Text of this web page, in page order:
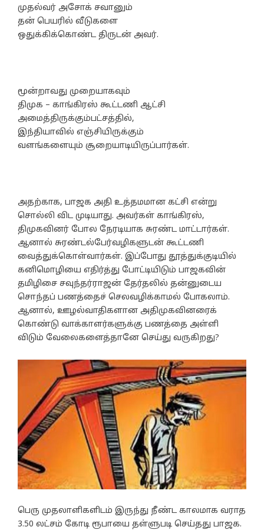
முதல்வர் அசோக் சவானும்
தன் பெயரில் வீடுகளை
ஒதுக்கிக்கொண்ட திருடன் அவர்.
மூன்றாவது முறையாகவும்
திமுக – காங்கிரஸ் கூட்டணி ஆட்சி
அமைத்திருக்கும்பட்சத்தில்,
இந்தியாவில் எஞ்சியிருக்கும்
வளங்களையும் சூறையாடியிருப்பார்கள்.
அதற்காக, பாஜக அதி உத்தமமான கட்சி என்று
சொல்லி விட முடியாது. அவர்கள் காங்கிரஸ்,
திமுகவினர் போல நேரடியாக சுரண்ட மாட்டார்கள்.
ஆனால் சுரண்டல்பேர்வழிகளுடன் கூட்டணி
வைத்துக்கொள்வார்கள். இப்போது தூத்துக்குடியில்
கனிமொழியை எதிர்த்து போட்டியிடும் பாஜகவின்
தமிழிசை சவுந்தர்ராஜன் தேர்தலில் தன்னுடைய
சொந்தப் பணத்தைச் செலவழிக்காமல் போகலாம்.
ஆனால், ஊழல்வாதிகளான அதிமுகவினரைக்
கொண்டு வாக்காளர்களுக்கு பணத்தை அள்ளி
விடும் வேலைகளைத்தானே செய்து வருகிறது?
பெரு முதலாளிகளிடம் இருந்து நீண்ட காலமாக வராத
3.50 லட்சம் கோடி ரூபாயை தள்ளுபடி செய்தது பாஜக.